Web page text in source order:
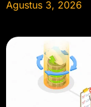
Agustus 3, 2026